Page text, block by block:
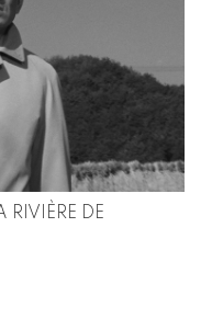
RIVIÈRE DE